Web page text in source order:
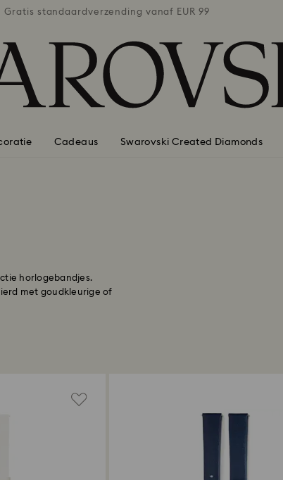
Gratis standaardverzending vanaf EUR 99 Gratis
Cadeaus Swarovski Created Diamonds
horlogebandjes.
met goudkleurige of